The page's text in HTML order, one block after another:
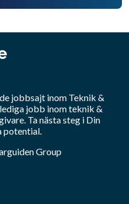
jobbsajt inom Teknik &
jobb inomteknik &
Ta nästa steg i Din
potential.
Group